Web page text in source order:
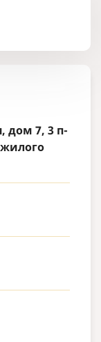
дом 7, 3 п-